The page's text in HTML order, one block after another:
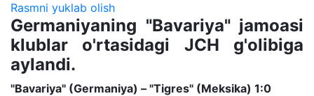
Rasmni yuklab olish
Germaniyaning "Bavariya" jamoasi
klublar o'rtasidagi JCH g'olibiga
aylandi.
"Bavariya" (Germaniya) – "Tigres" (Meksika) 1:0